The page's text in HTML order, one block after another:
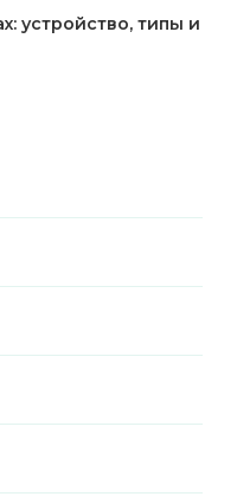
устройство, типы и